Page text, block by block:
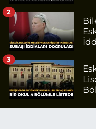
2
3